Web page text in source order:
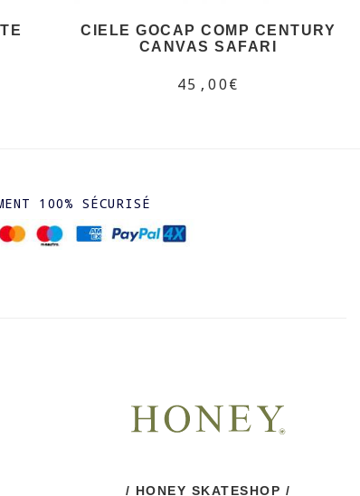
CIELE GOCAP COMP CENTURY
CANVAS SAFARI
45,00€
100% SÉCURISÉ
/ HONEY SKATESHOP /